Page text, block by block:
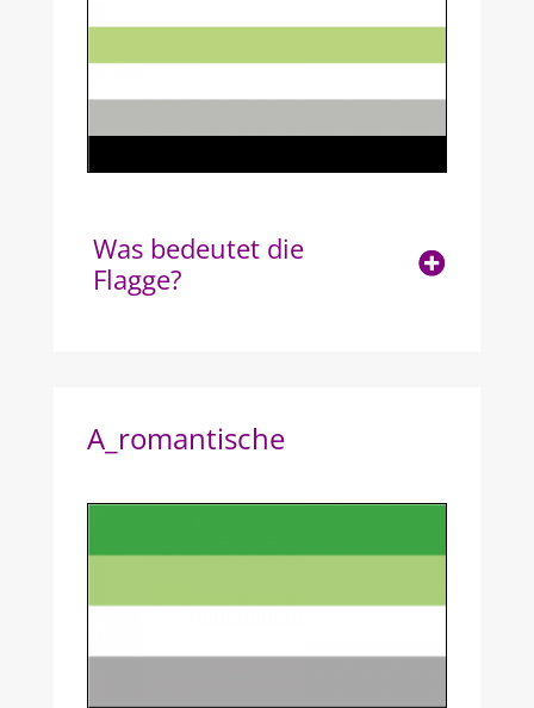
Was bedeutet die
Flagge?
A_romantische